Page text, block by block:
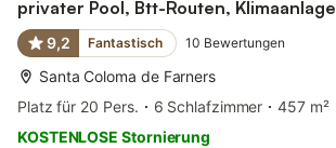
privater Pool, Btt-Routen, Klimaanlage
9,2 Fantastisch 10 Bewertungen
Santa Coloma de Farners
Platz für 20 Pers.
6 Schlafzimmer
457 m²
KOSTENLOSE Stornierung